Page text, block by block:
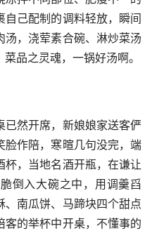
自己配制的调料轻放，瞬间
汤，浇荤素合碗、淋炒菜汤
品之灵魂，一锅好汤啊。
已然开席，新娘娘家送客俨
脸作陪，寒暄几句没完，端
，当地名酒开瓶，在谦让
倒入大碗之中，用调羹舀
南瓜饼、马蹄块四个甜点
的举杯中开桌，不懂事的